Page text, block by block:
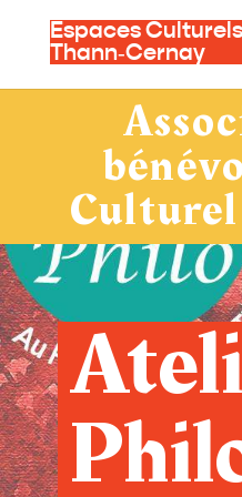
Espaces Culturels
Thann‑Cernay